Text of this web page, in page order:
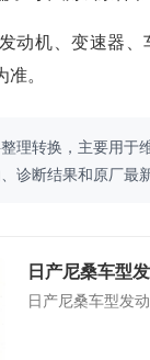
动机、变速器
。
理转换，主要用于
诊断结果和原厂最
日产尼桑车型
日产尼桑车型发